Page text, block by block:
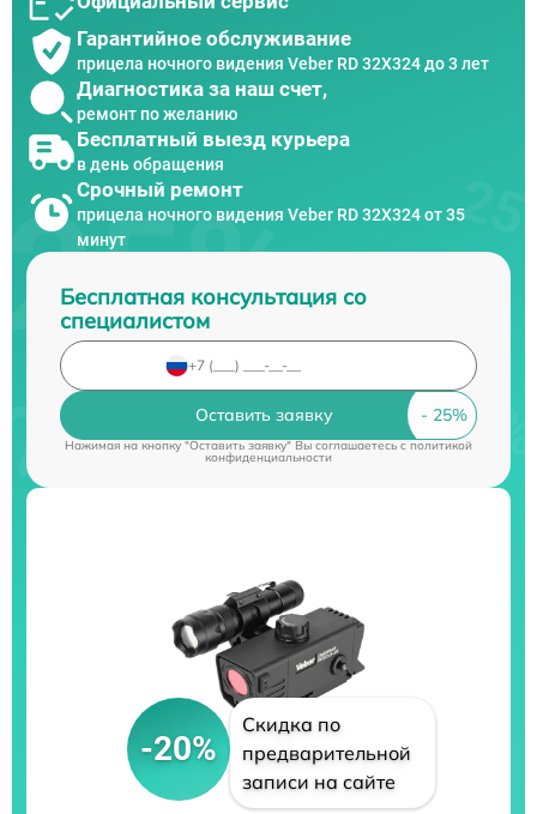
Гарантийное обслуживание
прицела ночного видения Veber RD 32X324 до 3 лет
Диагностика за наш счет,
ремонт по желанию
Бесплатный выезд курьера
в день обращения
Срочный ремонт
прицела ночного видения Veber RD 32X324 от 35
минут
Бесплатная консультация со
специалистом
Оставить заявку
Нажимая на кнопку "Оставить заявку" Вы соглашаетесь cполитикой
конфиденциальности
-20%
Скидка по
предварительной
записи на сайте